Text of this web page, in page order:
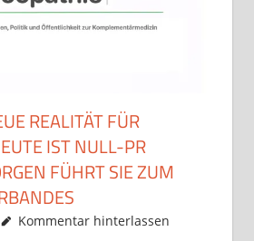
REALITÄT FÜR
IST NULL-PR
FÜHRT SIE ZUM
Christian J. Becker
Allgemein
Kommentar hinterlassen